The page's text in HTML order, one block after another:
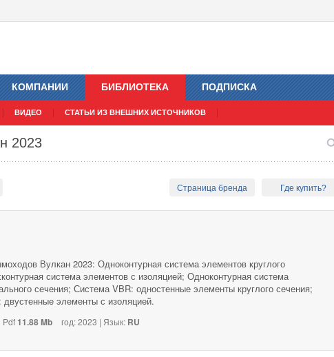
КОМПАНИИ БИБЛИОТЕКА
ВИДЕО СТАТЬИ ИЗ ВНЕШНИХ ИСТОЧНИКОВ
ПОДПИСКА
2023
Страница бренда Где купить?
Вулкан 2023: Одноконтурная система элементов круглого
система элементов с изоляцией; Одноконтурная система
сечения; Система VBR: одностенные элементы круглого сечения;
элементы с изоляцией.
Pdf11.88 Mb год: 2023 | Язык: RU